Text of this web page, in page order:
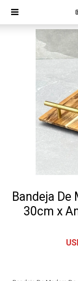

Bandeja De
30cm x